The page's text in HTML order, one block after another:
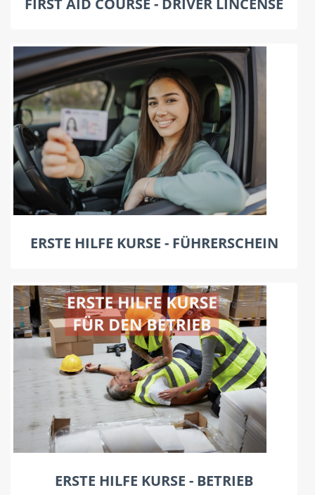
FIRST AID COURSE - DRIVER LINCENSE
ERSTE HILFE KURSE - FÜHRERSCHEIN
ERSTE HILFE KURSE - BETRIEB